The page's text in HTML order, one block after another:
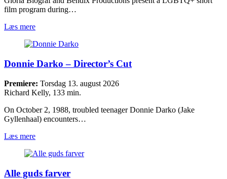
film program during…
Læs mere
Donnie Darko – Director’s Cut
Premiere: Torsdag 13. august 2026
Richard Kelly, 133 min.
On October 2, 1988, troubled teenager Donnie Darko (Jake
Gyllenhaal) encounters…
Læs mere
Alle guds farver